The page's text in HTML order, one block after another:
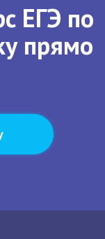
ЕГЭ по
прямо